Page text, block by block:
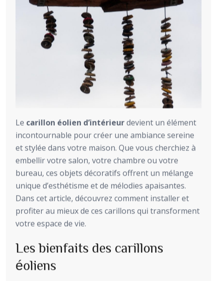
Le carillon éolien d’intérieurdevient un élément
incontournable pour créer une ambiance sereine
et stylée dans votre maison. Que vous cherchiez à
embellir votre salon, votre chambre ou votre
bureau, ces objets décoratifs offrent un mélange
unique d’esthétisme et de mélodies apaisantes.
Dans cet article, découvrez comment installer et
profiter au mieux de ces carillons qui transforment
votre espace de vie.
Les bienfaits des carillons
éoliens